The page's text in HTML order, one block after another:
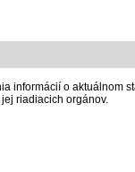
informácií o aktuálnom
riadiacich orgánov.